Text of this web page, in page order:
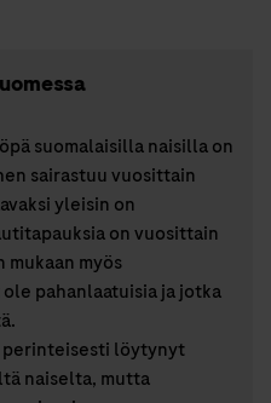
suomalaisilla naisilla on
sairastuu vuosittain
yleisin on
on vuosittain
mukaan myös
pahanlaatuisia ja jotka
perinteisesti löytynyt
naiselta, mutta